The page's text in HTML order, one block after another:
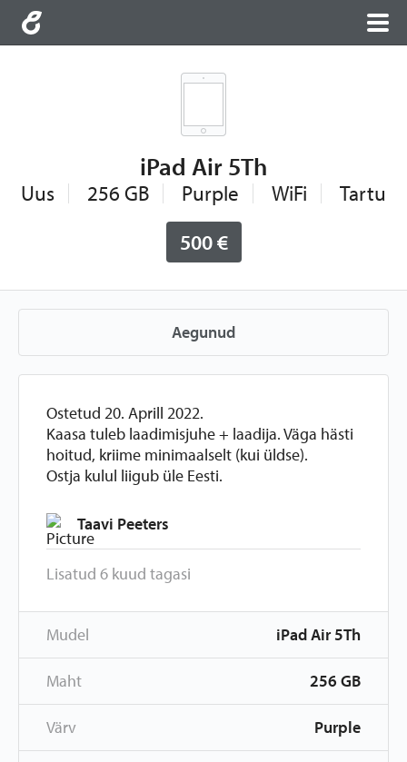
iPad Air 5Th
Uus 256 GB Purple WiFi
Tartu
500 €
Aegunud
Ostetud 20. Aprill 2022.
Kaasa tuleb laadimisjuhe + laadija. Väga hästi
hoitud, kriime minimaalselt (kui üldse).
Ostja kulul liigub üle Eesti.
Taavi Peeters
Lisatud 6 kuud tagasi
Mudel iPad Air 5Th
Maht 256 GB
Värv Purple